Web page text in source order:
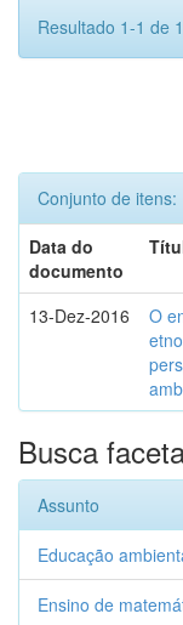
Resultado 1-1 de
Conjunto de itens:
Data do
documento
13-Dez-2016
O
Busca
Assunto
Educação
Ensino de